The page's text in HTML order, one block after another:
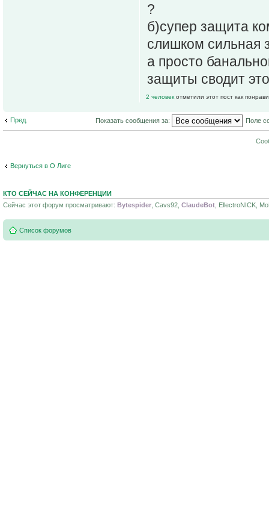
?
б)супер защита
слишком сильная
а просто
защиты сводит
2 человекотметили этот пост как
Пред. Показать сообщения за: Поле
Вернуться в О Лиге
КТО СЕЙЧАС НА КОНФЕРЕНЦИИ
Сейчас этот форум просматривают: Bytespider , Cavs92, ClaudeBot , EllectroNICK,
Список форумов